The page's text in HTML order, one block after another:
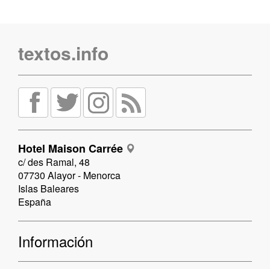
textos.info
Hotel Maison Carrée
c/ des Ramal, 48
07730 Alayor - Menorca
Islas Baleares
España
Información